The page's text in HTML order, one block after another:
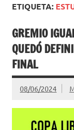
ETIQUETA:
GREMIO
QUEDÓ
FINAL
08/06/2024